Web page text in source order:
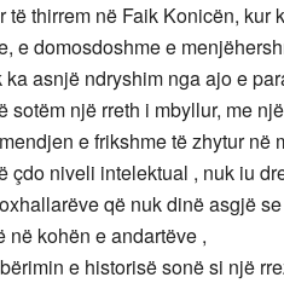
thirrem në Faik Konicën, kur
e domosdoshme e
asnjë ndryshim nga ajo e
një rreth i mbyllur, me
e frikshme të zhytur në
çdo niveli intelektual , nuk iu
që nuk dinë asgjë
në kohën e andartëve ,
e historisë sonë si një